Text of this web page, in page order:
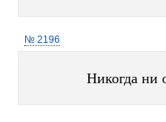
№ 2196
Никогда ни